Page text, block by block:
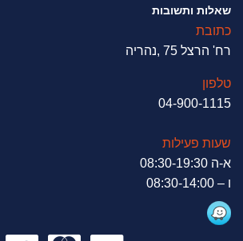
שאלות ותשובות
כתובת
רח' הרצל 75 ,נהריה
טלפון
04-900-1115
שעות פעילות
א-ה 08:30-19:30
ו – 08:30-14:00